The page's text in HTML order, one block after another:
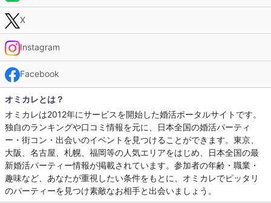
X
Instagram
Facebook
オミカレとは？
オミカレは2012年にサービスを開始した婚活ポータルサイトです。
独自のランキングや口コミ情報を元に、日本全国の婚活パーティ
ー・街コン・出会いのイベントを見つけることができます。東京、
大阪、名古屋、札幌、福岡等の人気エリアをはじめ、日本全国の最
新婚活パーティー情報が掲載されています。参加者の年齢・職業・
趣味など、あなたが重視したい条件をもとに、オミカレでピッタリ
のパーティーを見つけ素敵なお相手と出会いましょう。